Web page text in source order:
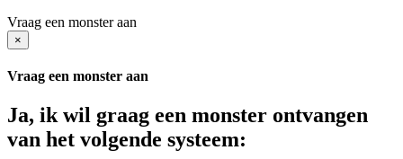
Vraag een monster aan
×
Vraag een monster aan
Ja, ik wil graag een monster ontvangen
van het volgende systeem: